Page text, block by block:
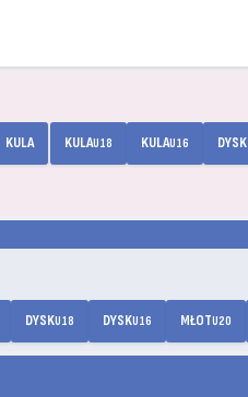
KULA KULAU18 KULAU16 DYSK
DYSKU18 DYSKU16 MŁOTU20